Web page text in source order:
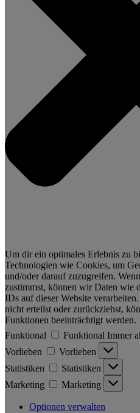
Um dir ein optimales Erlebnis zu
Technologien wie Cookies, um
und/oder darauf zuzugreifen.
zustimmst, können wir Daten wie
IDs auf dieser Website
nicht erteilst oder zurückziehst,
Funktionen beeinträchtigt werden.
Funktional
Funktional Immer
Vorlieben
Vorlieben
Statistiken
Statistiken
Marketing
Marketing
Optionen verwalten